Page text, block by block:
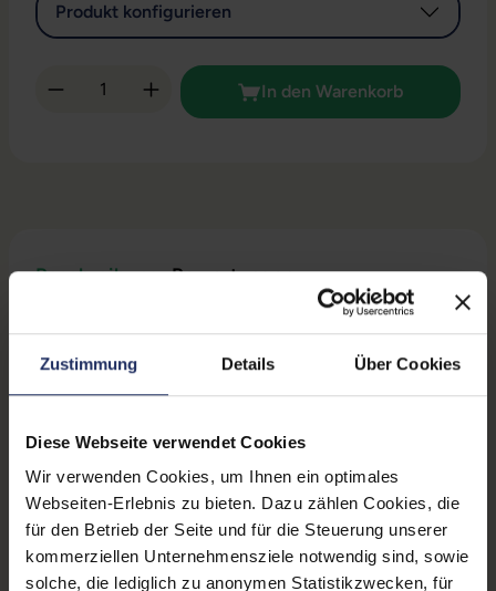
Zustimmung Details Über Cookies
Diese Webseite verwendet Cookies
Wir verwenden Cookies, um Ihnen ein optimales
Webseiten-Erlebnis zu bieten. Dazu zählen Cookies, die
für den Betrieb der Seite und für die Steuerung unserer
kommerziellen Unternehmensziele notwendig sind, sowie
solche, die lediglich zu anonymen Statistikzwecken, für
Produkt konfigurieren
Produkt Anzahl: Gib den gewünschten
In den Warenkorb
Beschreibung Bewertungen
Sicherheit & Herstellerinformationen
Technische Daten
Zustand: Gebraucht
Grading: Fair
Displaygröße: 14,0 Zoll
Displayauflösung: 1920 x 1080 FHD